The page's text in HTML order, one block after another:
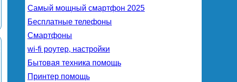
Самый мощный смартфон 2025
Бесплатные телефоны
Смартфоны
wi-fi роутер, настройки
Бытовая техника помощь
Принтер помощь